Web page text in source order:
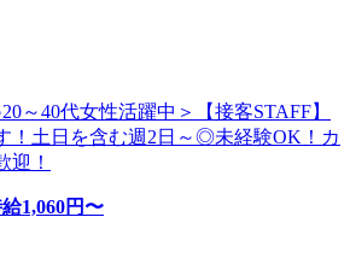
～40代女性活躍中＞【接客STAFF】
！土日を含む週2日～◎未経験OK！カ
迎！
給1,060円〜